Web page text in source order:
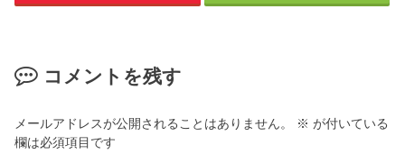
コメントを残す
メールアドレスが公開されることはありません。 ※ が付いている
欄は必須項目です